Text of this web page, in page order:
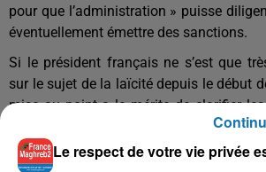
pour que l’administration » puisse
éventuellement émettre des sanctions.
Si le président français ne s’est que
sur le sujet de la laïcité depuis le début
mise au point a le mérite de clarifier
après l’affaire du hijab de Décathlon,
scandale d’Etat par des polémistes
Le respect de votre vie privée